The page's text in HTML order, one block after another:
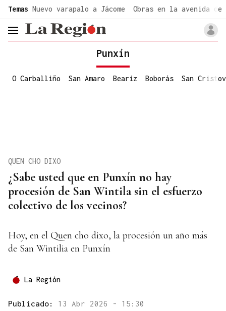
Temas Nuevo varapalo a Jácome Obras en la avenida de
header.menu.open
Punxín
O Carballiño San Amaro Beariz Boborás San
¿Sabe usted que en Punxín no hay
procesión de San Wintila sin el esfuerzo
colectivo de los vecinos?
QUEN CHO DIXO
Hoy, en el Quen cho dixo, la procesión un año más
de San Wintilia en Punxín
La Región
Publicado: 13 Abr 2026 - 15:30